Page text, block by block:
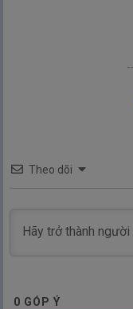
Theo dõi
0 GÓP Ý